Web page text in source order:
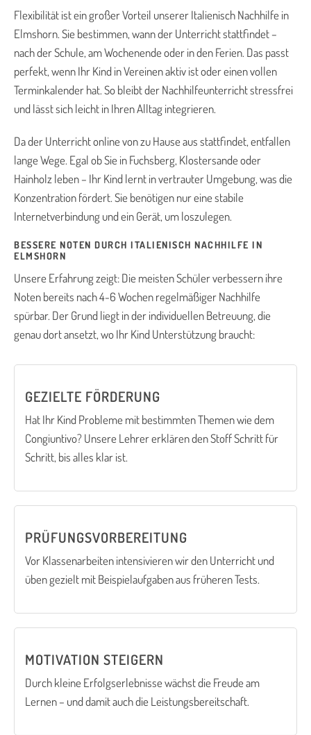
Flexibilität ist ein großer Vorteil unserer Italienisch Nachhilfe in
Elmshorn. Sie bestimmen, wann der Unterricht stattfindet –
nach der Schule, am Wochenende oder in den Ferien. Das passt
perfekt, wenn Ihr Kind in Vereinen aktiv ist oder einen vollen
Terminkalender hat. So bleibt der Nachhilfeunterricht stressfrei
und lässt sich leicht in Ihren Alltag integrieren.
Da der Unterricht online von zu Hause aus stattfindet, entfallen
lange Wege. Egal ob Sie in Fuchsberg, Klostersande oder
Hainholz leben – Ihr Kind lernt in vertrauter Umgebung, was die
Konzentration fördert. Sie benötigen nur eine stabile
Internetverbindung und ein Gerät, um loszulegen.
BESSERE NOTEN DURCH ITALIENISCH NACHHILFE IN
ELMSHORN
Unsere Erfahrung zeigt: Die meisten Schüler verbessern ihre
Noten bereits nach 4-6 Wochen regelmäßiger Nachhilfe
spürbar. Der Grund liegt in der individuellen Betreuung, die
genau dort ansetzt, wo Ihr Kind Unterstützung braucht:
GEZIELTE FÖRDERUNG
Hat Ihr Kind Probleme mit bestimmten Themen wie dem
Congiuntivo? Unsere Lehrer erklären den Stoff Schritt für
Schritt, bis alles klar ist.
PRÜFUNGSVORBEREITUNG
Vor Klassenarbeiten intensivieren wir den Unterricht und
üben gezielt mit Beispielaufgaben aus früheren Tests.
MOTIVATION STEIGERN
Durch kleine Erfolgserlebnisse wächst die Freude am
Lernen – und damit auch die Leistungsbereitschaft.